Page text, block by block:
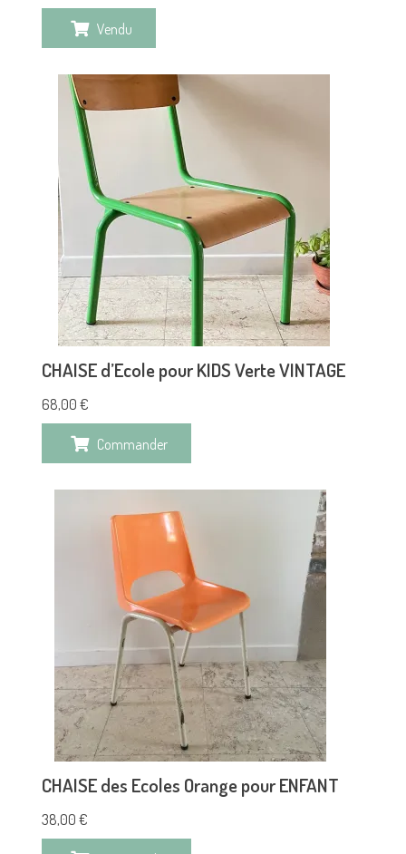
Vendu
CHAISE d’Ecole pour KIDS Verte VINTAGE
68,00 €
Commander
CHAISE des Ecoles Orange pour ENFANT
38,00 €